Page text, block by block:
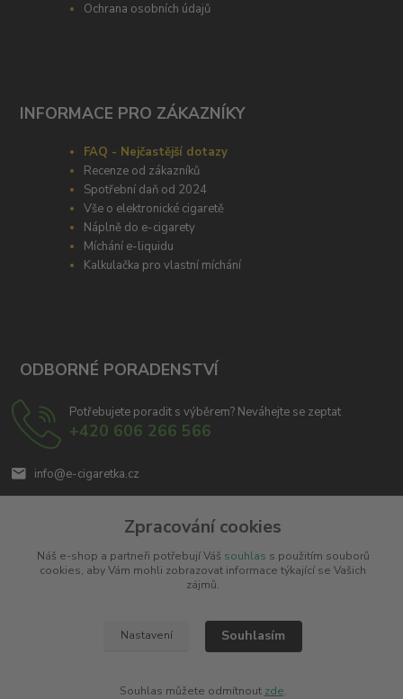
Ochrana osobních údajů
INFORMACE PRO ZÁKAZNÍKY
FAQ - Nejčastější dotazy
Recenze od zákazníků
Spotřební daň od 2024
Vše o elektronické cigaretě
Náplně do e-cigarety
Míchání e-liquidu
Kalkulačka pro vlastní míchání
ODBORNÉ PORADENSTVÍ
Potřebujete poradit s výběrem? Neváhejte se zeptat
+420 606 266 566
info@e-cigaretka.cz
Miroslav Černý - MCx.cz. Všechna práva vyhrazena.
Zpracování cookies
Náš e-shop a partneři potřebují Váš souhlas s použitím souborů
cookies, aby Vám mohli zobrazovat informace týkající se Vašich
zájmů.
Nastavení Souhlasím
Souhlas můžete odmítnout zde.